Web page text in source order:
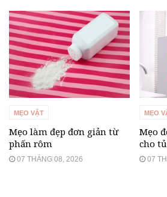
MẸO VẶT
Mẹo làm đẹp đơn giản từ
phấn rôm
07 THÁNG 08, 2026
MẸO
Mẹo
cho
07